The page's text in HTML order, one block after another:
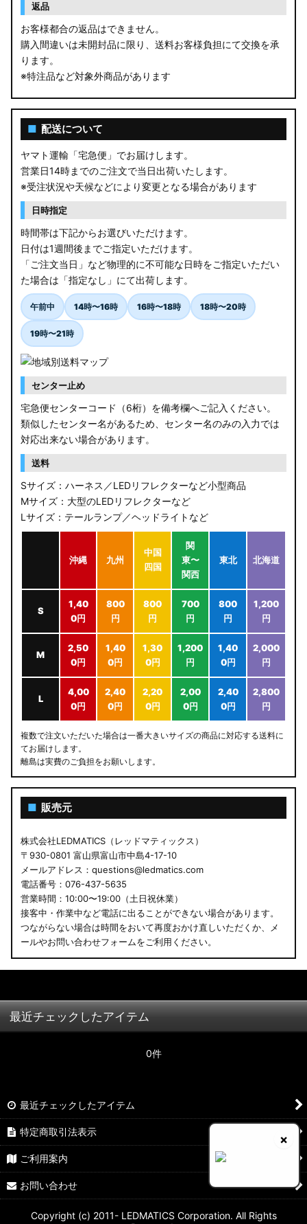
返品
お客様都合の返品はできません。
購入間違いは未開封品に限り、送料お客様負担にて交換を承
ります。
※特注品など対象外商品があります
■ 配送について
ヤマト運輸「宅急便」でお届けします。
営業日14時までのご注文で当日出荷いたします。
※受注状況や天候などにより変更となる場合があります
日時指定
時間帯は下記からお選びいただけます。
日付は1週間後までご指定いただけます。
「ご注文当日」など物理的に不可能な日時をご指定いただい
た場合は「指定なし」にて出荷します。
午前中 14時〜16時 16時〜18時 18時〜20時
19時〜21時
センター止め
宅急便センターコード（6桁）を備考欄へご記入ください。
類似したセンター名があるため、センター名のみの入力では
対応出来ない場合があります。
送料
Sサイズ：ハーネス／LEDリフレクターなど小型商品
Mサイズ：大型のLEDリフレクターなど
Lサイズ：テールランプ／ヘッドライトなど
沖縄 九州
中国
四国
関
東〜
関西
東北 北海道
S
1,40
0円
800
円
800
円
700
円
800
円
1,200
円
M
2,50
0円
1,40
0円
1,30
0円
1,200
円
1,40
0円
2,000
円
L
4,00
0円
2,40
0円
2,20
0円
2,00
0円
2,40
0円
2,800
円
複数で注文いただいた場合は一番大きいサイズの商品に対応する送料に
てお届けします。
離島は実費のご負担をお願いします。
■ 販売元
株式会社LEDMATICS（レッドマティックス）
〒930-0801 富山県富山市中島4-17-10
メールアドレス：questions@ledmatics.com
電話番号：076-437-5635
営業時間：10:00〜19:00（土日祝休業）
接客中・作業中など電話に出ることができない場合があります。
つながらない場合は時間をおいて再度おかけ直しいただくか、メ
ールやお問い合わせフォームをご利用ください。
×
最近チェックしたアイテム
0件
最近チェックしたアイテム
特定商取引法表示
ご利用案内
お問い合わせ
Copyright (c) 2011- LEDMATICS Corporation. All Rights